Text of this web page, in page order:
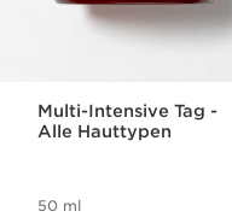
Multi-Intensive Tag -
Alle Hauttypen
50 ml